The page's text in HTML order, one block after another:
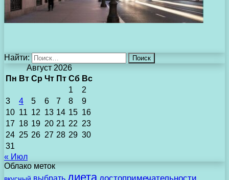
Найти:
Август 2026
Пн Вт Ср Чт Пт Сб Вс
1
2
3
4 5 6 7 8
9
10 11 12 13 14 15 16
17 18 19 20 21 22 23
24 25 26 27 28 29 30
31
« Июл
Облако меток
вкусный выбрать диета достопримечательности